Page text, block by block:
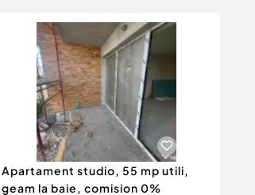
Apartament studio, 55 mp utili,
geam la baie, comision 0%